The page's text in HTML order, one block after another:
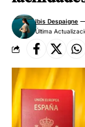
Última
Ibis Despaigne